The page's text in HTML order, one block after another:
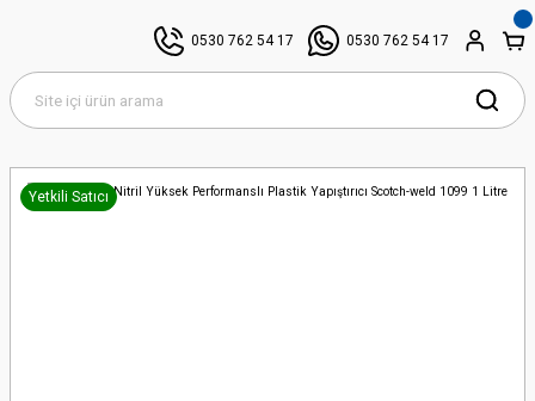
0530 762 54 17 0530 762 54 17
Yetkili Satıcı